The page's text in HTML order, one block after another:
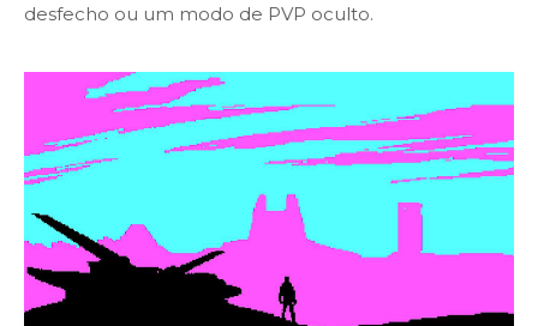
desfecho ou um modo de PVP oculto.